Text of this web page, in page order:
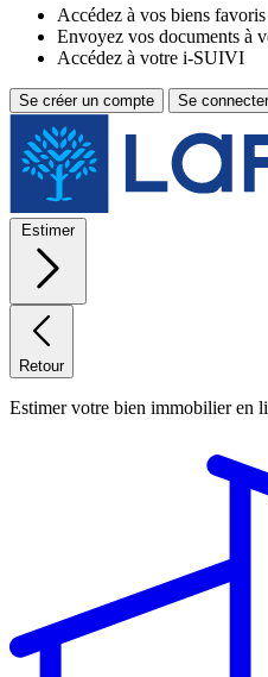
Accédez à vos biens
Envoyez vos documents à
Accédez à votre i-SUIVI
Se créer un compte Se connecter
Estimer
Retour
Estimer votre bien immobilier en